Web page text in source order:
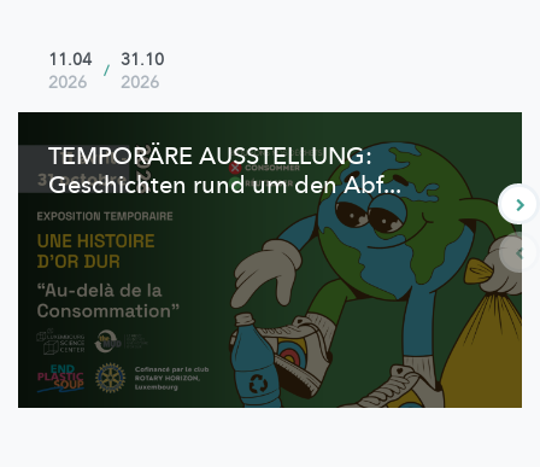
11.04
2026
/
31.10
2026
TEMPORÄRE AUSSTELLUNG:
Geschichten rund um den Abf...